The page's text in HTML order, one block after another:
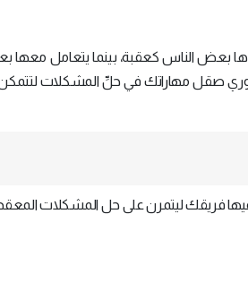
بعض الناس كعقبة، بينما يتعامل معها
صقل مهاراتك في حلِّ المشكلات